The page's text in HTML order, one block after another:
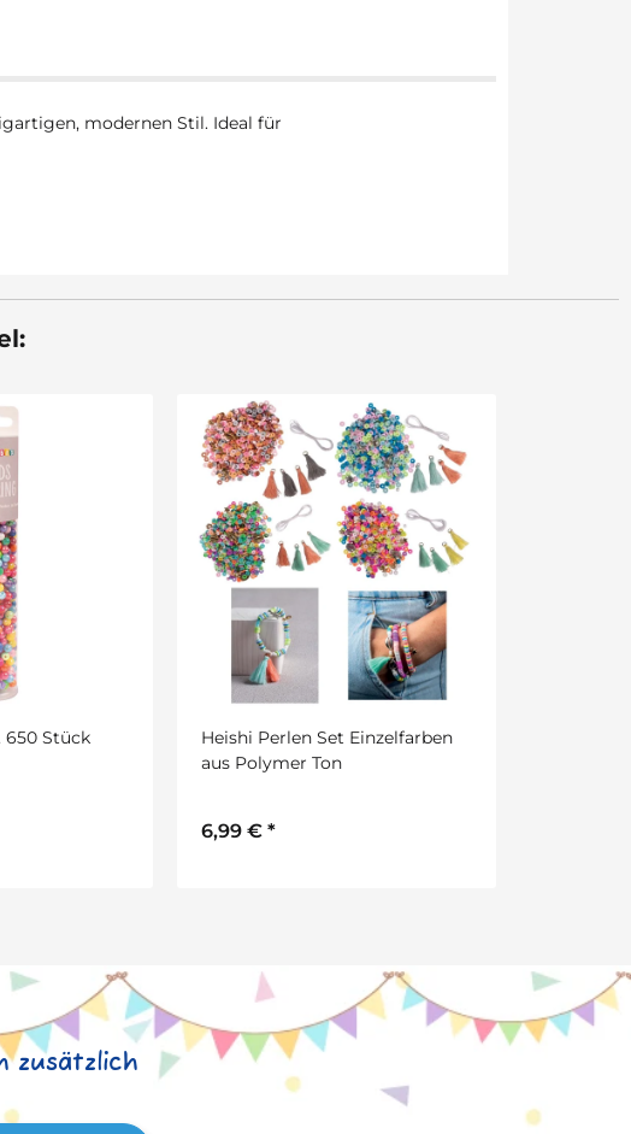
modernen Stil. Ideal für
650 Stück
Heishi Perlen Set Einzelfarben
aus Polymer Ton
6,99 € *
zusätzlich